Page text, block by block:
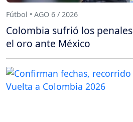
Fútbol • AGO 6 / 2026
Colombia sufrió los
el oro ante México